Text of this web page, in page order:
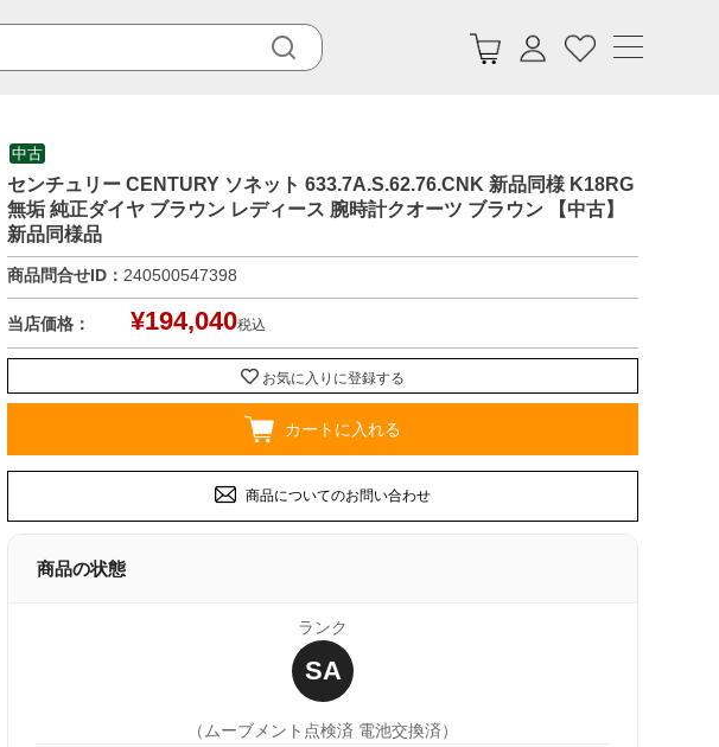
中古
センチュリー CENTURY ソネット 633.7A.S.62.76.CNK 新品同様 K18RG
無垢 純正ダイヤ ブラウン レディース 腕時計クオーツ ブラウン 【中古】
新品同様品
商品問合せID： 240500547398
当店価格： ¥194,040税込
お気に入りに登録する
カートに入れる
商品についてのお問い合わせ
商品の状態
ランク
SA
（ムーブメント点検済 電池交換済）